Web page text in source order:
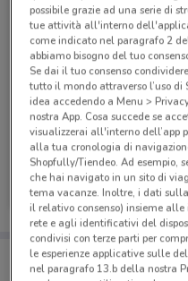
SsangYong
Porta
Puoi trovare le
possibile grazie ad una serie di
tue attività all'interno
come indicato nel paragrafo 2
abbiamo bisogno del tuo
Se dai il tuo consenso
tutto il mondo attraverso l’uso di
idea accedendo a Menu >
nostra App. Cosa succede se
visualizzerai all'interno dell’app
alla tua cronologia di
Shopfully/Tiendeo. Ad esempio,
che hai navigato in un sito di
tema vacanze. Inoltre, i dati
il relativo consenso) insieme
rete e agli identificativi del
condivisi con terze parti per
le esperienze applicative sulle
nel paragrafo 13.b della nostra